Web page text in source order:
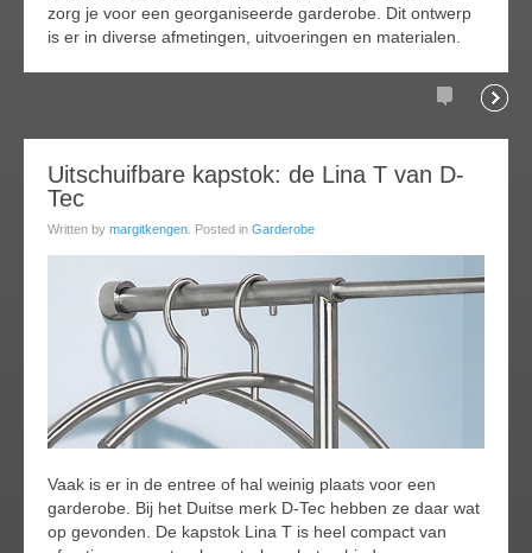
zorg je voor een georganiseerde garderobe. Dit ontwerp
is er in diverse afmetingen, uitvoeringen en materialen.
Comments
Uitschuifbare kapstok: de Lina T van D-
Tec
Written by margitkengen . Posted in Garderobe
Vaak is er in de entree of hal weinig plaats voor een
garderobe. Bij het Duitse merk D-Tec hebben ze daar wat
op gevonden. De kapstok Lina T is heel compact van